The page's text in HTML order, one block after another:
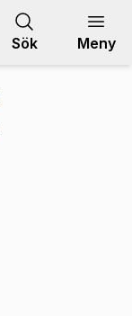
Sök Meny